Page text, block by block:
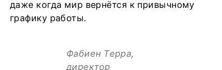
даже когда мир вернётся к привычному
графику работы.
Фабиен Терра,
директор